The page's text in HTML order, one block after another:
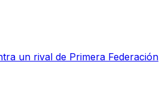
un rival de Primera Federación